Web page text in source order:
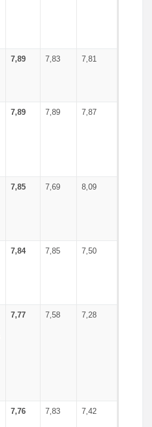
7,89 7,83 7,81
7,89 7,89 7,87
7,85 7,69 8,09
7,84 7,85 7,50
7,77 7,58 7,28
7,76 7,83 7,42